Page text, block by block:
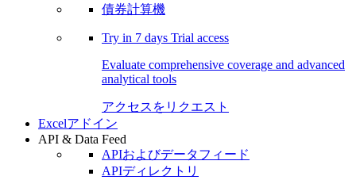
債券計算機
Try in 7 days Trial access
Evaluate comprehensive coverage and advanced
analytical tools
アクセスをリクエスト
Excelアドイン
API & Data Feed
APIおよびデータフィード
APIディレクトリ